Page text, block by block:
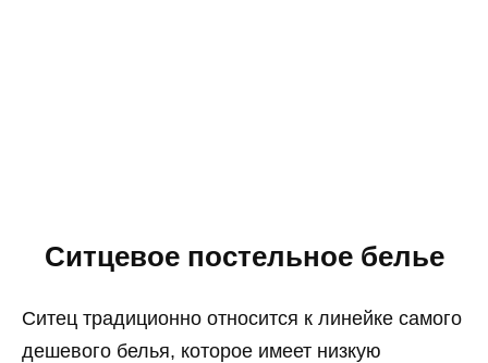
Ситцевое постельное белье
Ситец традиционно относится к линейке самого
дешевого белья, которое имеет низкую